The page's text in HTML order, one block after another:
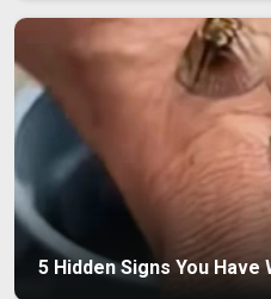
5 Hidden Signs You Have